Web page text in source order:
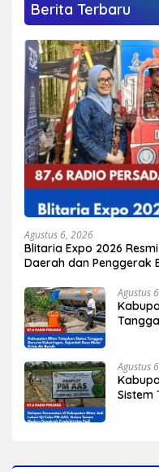
Berita Terbaru
Agustus 6, 2026
Blitaria Expo 2026
Daerah dan Penggerak
Agustus
Agustus
Sistem